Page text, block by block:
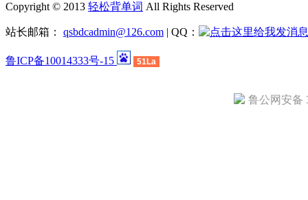
Copyright © 2013 轻松背单词 All Rights Reserved
站长邮箱： qsbdcadmin@126.com | QQ：
鲁ICP备10014333号-15 51La
鲁公网安备